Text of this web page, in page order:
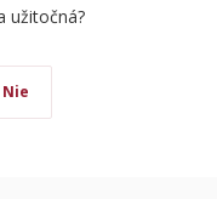
užitočná?
Nie